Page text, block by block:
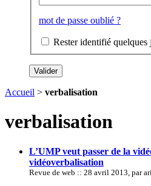
mot de passe oublié ?
Rester identifié quelques
Accueil > verbalisation
verbalisation
L’UMP veut passer de la
vidéoverbalisation
Revue de web :: 28 avril 2013, par ari